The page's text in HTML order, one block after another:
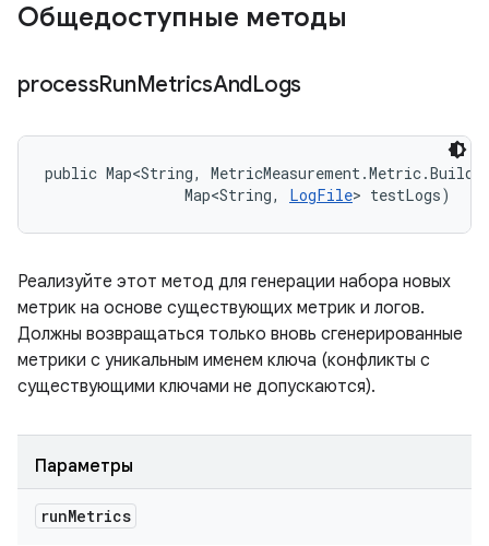
Общедоступные методы
processRunMetricsAndLogs
public Map<String,
                Map<String,
LogFile> testLogs)
Реализуйте этот метод для генерации набора новых
метрик на основе существующих метрик и логов.
Должны возвращаться только вновь сгенерированные
метрики с уникальным именем ключа (конфликты с
существующими ключами не допускаются).
Параметры
runMetrics